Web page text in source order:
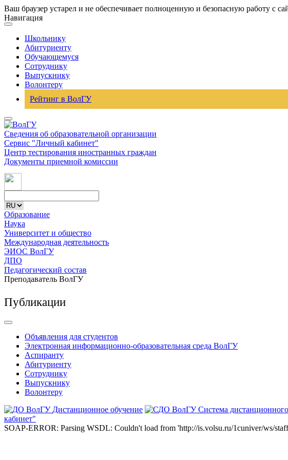
Ваш браузер устарел и не обеспечивает полноценную и безопасную работу с
Навигация
Школьнику
Абитуриенту
Обучающемуся
Сотруднику
Выпускнику
Волонтеру
Рейтинг в ВолГУ
Сведения об образовательной организации
Сервис "Личный кабинет"
Центр тестирования иностранных граждан
Документы приемной комиссии
Образование
Наука
Университет и общество
Международная деятельность
ЭИОС ВолГУ
ДПО
Педагогический состав
Преподаватель ВолГУ
Публикации
Объявления для студентов
Электронная информационно-образовательная среда ВолГУ
Аспиранту
Абитуриенту
Сотруднику
Выпускнику
Волонтеру
Дистанционное обучение
Система
кабинет"
SOAP-ERROR: Parsing WSDL: Couldn't load from 'http://is.volsu.ru/1cuniver/ws/